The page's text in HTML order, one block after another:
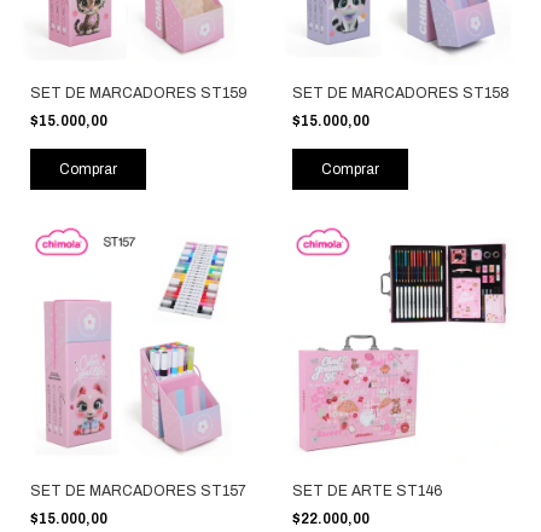
SET DE MARCADORES ST159
$15.000,00
Comprar
SET DE MARCADORES ST158
$15.000,00
Comprar
SET DE MARCADORES ST157
$15.000,00
SET DE ARTE ST146
$22.000,00